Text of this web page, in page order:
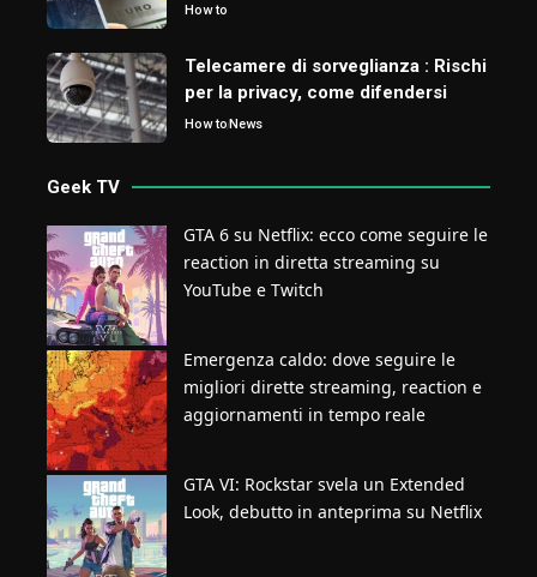
How to
Telecamere di sorveglianza : Rischi
per la privacy, come difendersi
How toNews
Geek TV
GTA 6 su Netflix: ecco come seguire le
reaction in diretta streaming su
YouTube e Twitch
Emergenza caldo: dove seguire le
migliori dirette streaming, reaction e
aggiornamenti in tempo reale
GTA VI: Rockstar svela un Extended
Look, debutto in anteprima su Netflix